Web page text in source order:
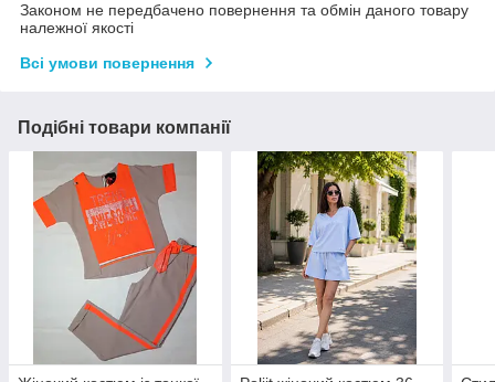
Законом не передбачено повернення та обмін даного товару
належної якості
Всі умови повернення
Подібні товари компанії